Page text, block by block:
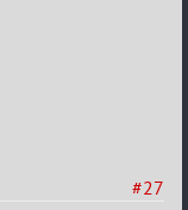
#27